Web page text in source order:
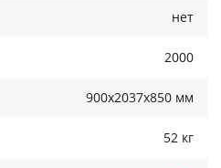
нет
2000
900x2037x850 мм
52 кг